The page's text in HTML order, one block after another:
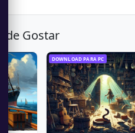
Gostar
DOWNLOAD PARA PC